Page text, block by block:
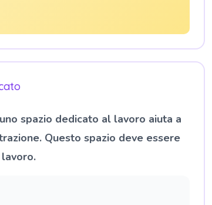
spazio dedicato al lavoro aiuta a
Questo spazio deve essere